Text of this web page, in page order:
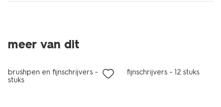
meer van dit
brushpen en fijnschrijvers - 3
stuks
fijnschrijvers - 12 stuks